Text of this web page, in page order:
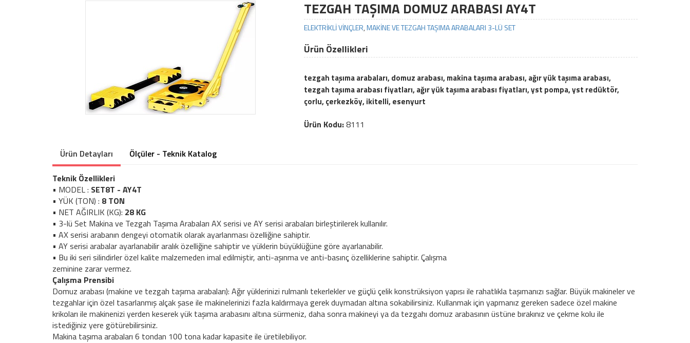
TEZGAH TAŞIMA DOMUZ ARABASI AY4T
ELEKTRİKLİ VİNÇLER,MAKİNE VE TEZGAH TAŞIMA ARABALARI 3-LÜ SET
Ürün Özellikleri
tezgah taşıma arabaları, domuz arabası, makina taşıma arabası, ağır yük taşıma arabası,
tezgah taşıma arabası fiyatları, ağır yük taşıma arabası fiyatları, yst pompa, yst redüktör,
çorlu, çerkezköy, ikitelli, esenyurt
Ürün Kodu:8111
Ürün Detayları
Ölçüler - Teknik Katalog
Teknik Özellikleri
• MODEL : SET8T - AY4T
• YÜK (TON) : 8 TON
• NET AĞIRLIK (KG): 28 KG
• 3-lü Set Makina ve Tezgah Taşıma Arabaları AX serisi ve AY serisi arabaları birleştirilerek kullanılır.
• AX serisi arabanın dengeyi otomatik olarak ayarlanması özelliğine sahiptir.
• AY serisi arabalar ayarlanabilir aralık özelliğine sahiptir ve yüklerin büyüklüğüne göre ayarlanabilir.
• Bu iki seri silindirler özel kalite malzemeden imal edilmiştir, anti-aşınma ve anti-basınç özelliklerine sahiptir. Çalışma
zeminine zarar vermez.
Çalışma Prensibi
Domuz arabası (makine ve tezgah taşıma arabaları): Ağır yüklerinizi rulmanlı tekerlekler ve güçlü çelik konstrüksiyon yapısı ile rahatlıkla taşımanızı sağlar. Büyük makineler ve
tezgahlar için özel tasarlanmış alçak şase ile makinelerinizi fazla kaldırmaya gerek duymadan altına sokabilirsiniz. Kullanmak için yapmanız gereken sadece özel makine
krikoları ile makinenizi yerden keserek yük taşıma arabasını altına sürmeniz, daha sonra makineyi ya da tezgahı domuz arabasının üstüne bırakınız ve çekme kolu ile
istediğiniz yere götürebilirsiniz.
Makina taşıma arabaları 6 tondan 100 tona kadar kapasite ile üretilebiliyor.